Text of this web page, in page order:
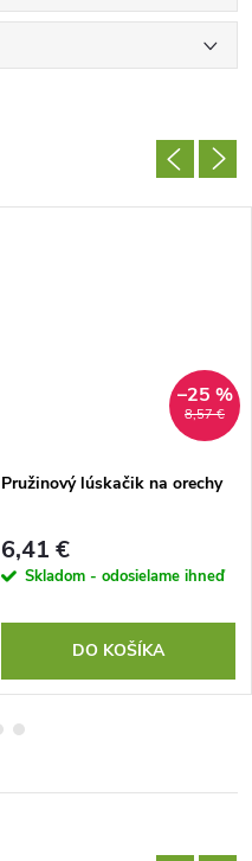
8,57 €
–25 %
Pružinový lúskačik na orechy
6,41 €
Skladom - odosielame ihneď
DO KOŠÍKA